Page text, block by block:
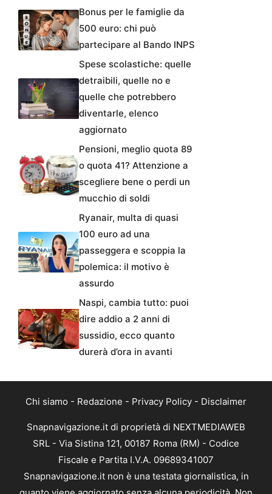
Bonus per le famiglie da
500 euro: chi può
partecipare al Bando INPS
Spese scolastiche: quelle
detraibili, quelle no e
quelle che potrebbero
diventarle, elenco
aggiornato
Pensioni, meglio quota 89
o quota 41? Attenzione a
scegliere bene o perdi un
mucchio di soldi
Ryanair, multa di quasi
100 euro ad una
passeggera e scoppia la
polemica: il motivo è
assurdo
Naspi, cambia tutto: puoi
dire addio a 2 anni di
sussidio, ecco quanto
durerà d’ora in avanti
Chi siamo - Redazione - Privacy Policy - Disclaimer
Snapnavigazione.it di proprietà di NEXTMEDIAWEB
SRL - Via Sistina 121, 00187 Roma (RM) - Codice
Fiscale e Partita I.V.A. 09689341007
Snapnavigazione.it non è una testata giornalistica, in